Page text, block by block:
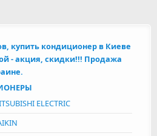
купить кондиционер в Киеве
- акция, скидки!!! Продажа
ELECTRIC